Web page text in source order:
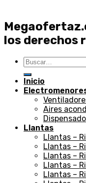
los derechos
Buscar
por:
Inicio
Aires
Llantas
Llantas –
Llantas –
Llantas –
Llantas –
Llantas –